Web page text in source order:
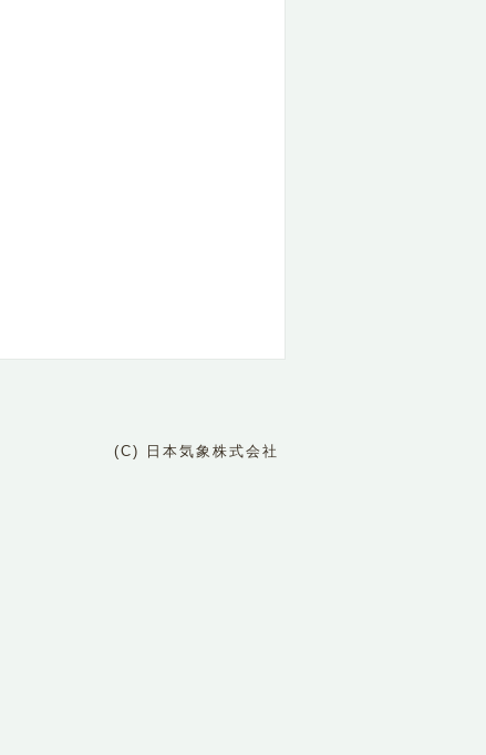
(C) 日本気象株式会社